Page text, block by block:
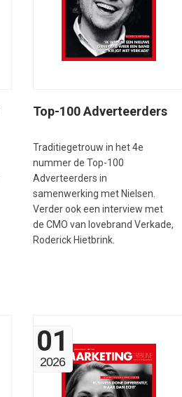
Top-100 Adverteerders
Traditiegetrouw in het 4e
nummer de Top-100
Adverteerders in
samenwerking met Nielsen.
Verder ook een interview met
de CMO van lovebrand Verkade,
Roderick Hietbrink.
01
2026